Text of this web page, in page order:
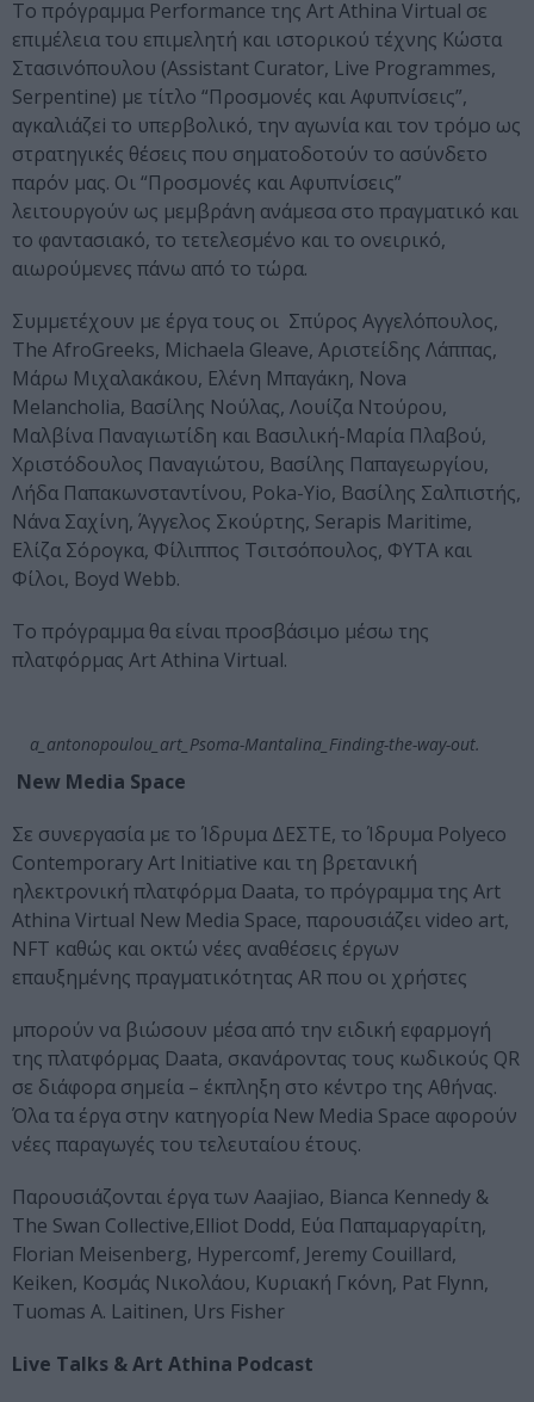
Το πρόγραμμα Performance της Art Athina Virtual σε
επιμέλεια του επιμελητή και ιστορικού τέχνης Κώστα
Στασινόπουλου (Assistant Curator, Live Programmes,
Serpentine) με τίτλο “Προσμονές και Αφυπνίσεις”,
αγκαλιάζεi το υπερβολικό, την αγωνία και τον τρόμο ως
στρατηγικές θέσεις που σηματοδοτούν το ασύνδετο
παρόν μας. Οι “Προσμονές και Αφυπνίσεις”
λειτουργούν ως μεμβράνη ανάμεσα στο πραγματικό και
το φαντασιακό, το τετελεσμένο και το ονειρικό,
αιωρούμενες πάνω από το τώρα.
Συμμετέχουν με έργα τους οι Σπύρος Αγγελόπουλος,
The AfroGreeks, Michaela Gleave, Αριστείδης Λάππας,
Μάρω Μιχαλακάκου, Ελένη Μπαγάκη, Nova
Melancholia, Βασίλης Νούλας, Λουίζα Ντούρου,
Μαλβίνα Παναγιωτίδη και Βασιλική-Μαρία Πλαβού,
Χριστόδουλος Παναγιώτου, Βασίλης Παπαγεωργίου,
Λήδα Παπακωνσταντίνου, Poka-Yio, Βασίλης Σαλπιστής,
Νάνα Σαχίνη, Άγγελος Σκούρτης, Serapis Maritime,
Ελίζα Σόρογκα, Φίλιππος Τσιτσόπουλος, ΦΥΤΑ και
Φίλοι, Boyd Webb.
Το πρόγραμμα θα είναι προσβάσιμο μέσω της
πλατφόρμας Art Athina Virtual.
a_antonopoulou_art_Psoma-Mantalina_Finding-the-way-out.
New Media Space
Σε συνεργασία με το Ίδρυμα ΔΕΣΤΕ, το Ίδρυμα Polyeco
Contemporary Art Initiative και τη βρετανική
ηλεκτρονική πλατφόρμα Daata, το πρόγραμμα της Art
Athina Virtual New Media Space, παρουσιάζει video art,
NFT καθώς και οκτώ νέες αναθέσεις έργων
επαυξημένης πραγματικότητας ΑR που οι χρήστες
μπορούν να βιώσουν μέσα από την ειδική εφαρμογή
της πλατφόρμας Daata, σκανάροντας τους κωδικούς QR
σε διάφορα σημεία – έκπληξη στο κέντρο της Αθήνας.
Όλα τα έργα στην κατηγορία New Media Space αφορούν
νέες παραγωγές του τελευταίου έτους.
Παρουσιάζονται έργα των Αaajiao, Bianca Kennedy &
The Swan Collective,Elliot Dodd, Eύα Παπαμαργαρίτη,
Florian Meisenberg, Hypercomf, Jeremy Couillard,
Keiken, Κοσμάς Νικολάου, Κυριακή Γκόνη, Pat Flynn,
Tuomas A. Laitinen, Urs Fisher
Live Talks & Αrt Athina Podcast